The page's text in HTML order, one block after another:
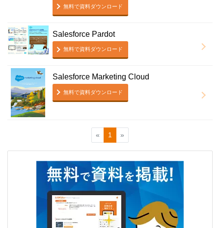
無料で資料ダウンロード
Salesforce Pardot
無料で資料ダウンロード
Salesforce Marketing Cloud
無料で資料ダウンロード
« 1 »